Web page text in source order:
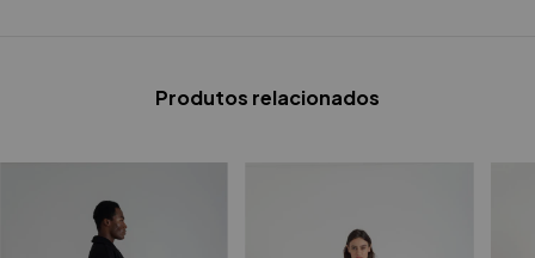
Produtos relacionados